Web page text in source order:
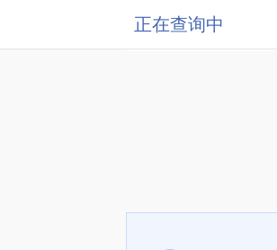
正在查询中